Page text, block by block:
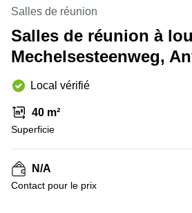
la
Neuve
Wavre
Centre
d'affaires
Anvers
Centre
Gand
Centre
d'affaires
Ville de
Bruxelles
Coworking
Ixelles
Salles de réunion
Salles de réunion à
Mechelsesteenweg,
Local vérifié
40 m²
Superficie
N/A
Contact pour le prix